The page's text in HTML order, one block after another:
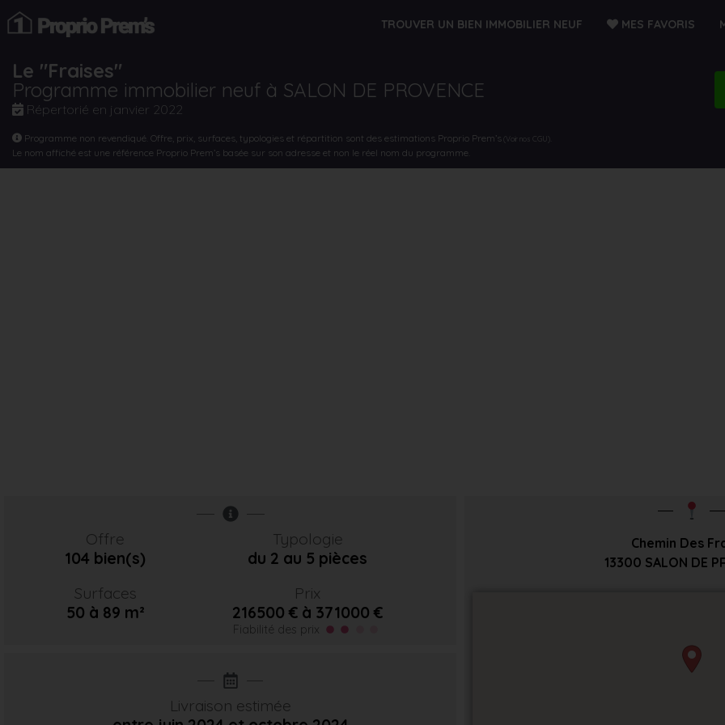
TROUVER UN BIEN IMMOBILIER NEUF MES FAVORIS
Le "Fraises"
Programme immobilier neuf à SALON DE PROVENCE
Répertorié en janvier 2022
Programme non revendiqué. Offre, prix, surfaces, typologies et répartition sont des estimations Proprio Prem’s (Voir nos CGU)
Le nom affiché est une référence Proprio Prem’s basée sur son adresse et non le réel nom du programme.
Offre
104 bien(s)
Typologie
du 2 au 5 pièces
Surfaces
50 à 89 m²
Prix
216500 € à 371000 €
Fiabilité des prix
Livraison estimée
Chemin Des
13300 SALON DE